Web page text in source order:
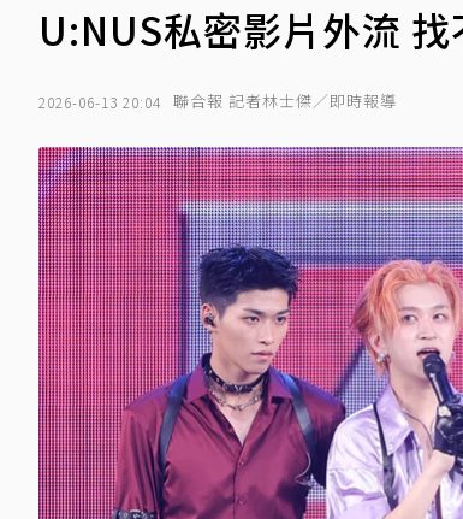
U:NUS私密影片外流
2026-06-13 20:04 聯合報 記者林士傑／即時報導